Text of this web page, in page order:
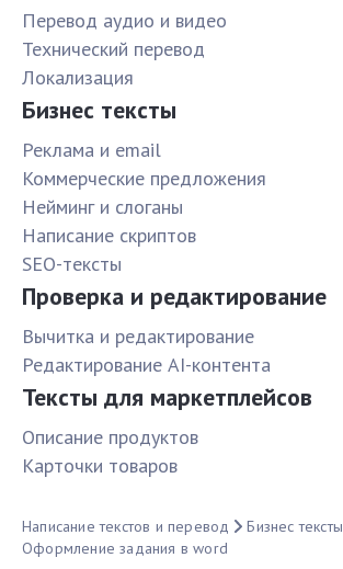
Перевод аудио и видео
Технический перевод
Локализация
Бизнес тексты
Реклама и email
Коммерческие предложения
Нейминг и слоганы
Написание скриптов
SEO-тексты
Проверка и редактирование
Вычитка и редактирование
Редактирование AI-контента
Тексты для маркетплейсов
Описание продуктов
Карточки товаров
Написание текстов и перевод
Бизнес тексты
Оформление задания в word